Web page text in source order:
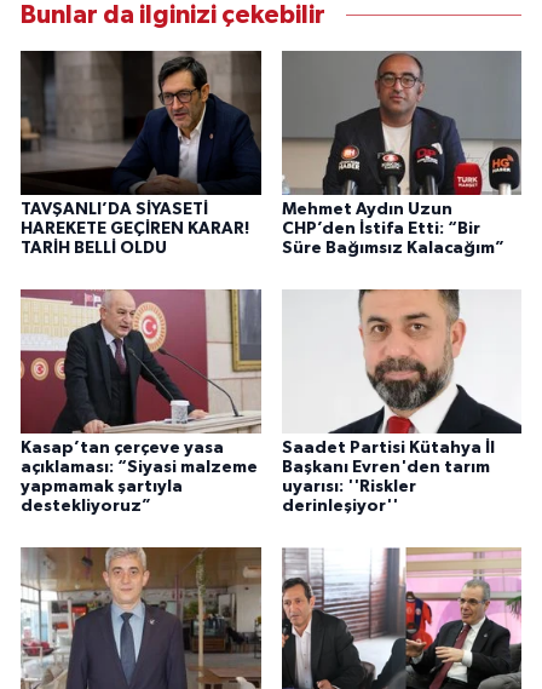
Bunlar da ilginizi çekebilir
TAVŞANLI’DA SİYASETİ
HAREKETE GEÇİREN KARAR!
TARİH BELLİ OLDU
Mehmet Aydın Uzun
CHP’den İstifa Etti: “Bir
Süre Bağımsız Kalacağım”
Kasap’tan çerçeve yasa
açıklaması: “Siyasi malzeme
yapmamak şartıyla
destekliyoruz”
Saadet Partisi Kütahya İl
Başkanı Evren'den tarım
uyarısı: ''Riskler
derinleşiyor''